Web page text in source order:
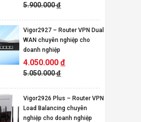
5.900.000đ
Vigor2927 – Router VPN Dual
WAN chuyên nghiệp cho
doanh nghiệp
4.050.000đ
5.050.000đ
Vigor2926 Plus – Router VPN
Load Balancing chuyên
nghiệp cho doanh nghiệp